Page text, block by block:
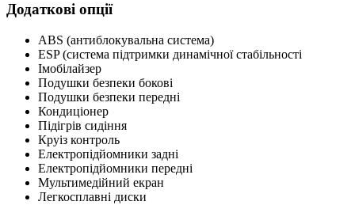
Додаткові опції
ABS (антиблокувальна система)
ESP (система підтримки динамічної стабільності
Імобілайзер
Подушки безпеки бокові
Подушки безпеки передні
Кондиціонер
Підігрів сидіння
Круіз контроль
Електропідйомники задні
Електропідйомники передні
Мультимедійний екран
Легкосплавні диски